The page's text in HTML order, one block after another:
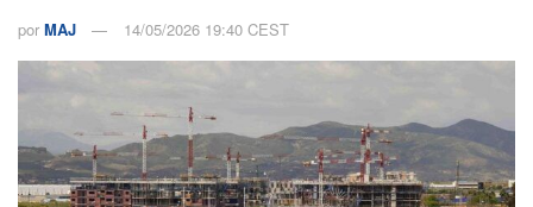
por MAJ 14/05/2026 19:40 CEST